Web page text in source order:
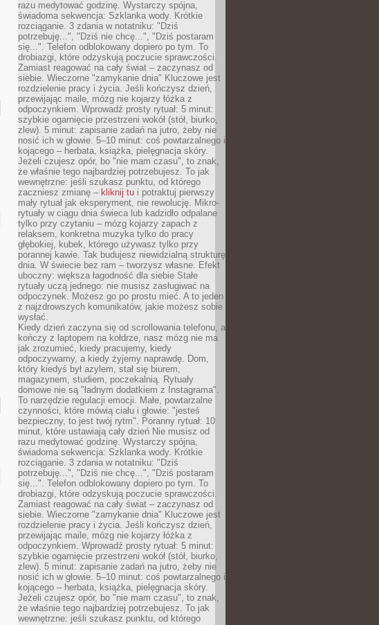
razu medytować godzinę. Wystarczy spójna,
świadoma sekwencja: Szklanka wody. Krótkie
rozciąganie. 3 zdania w notatniku: "Dziś
potrzebuję...", "Dziś nie chcę...", "Dziś postaram
się...". Telefon odblokowany dopiero po tym. To
drobiazgi, które odzyskują poczucie sprawczości.
Zamiast reagować na cały świat – zaczynasz od
siebie. Wieczorne "zamykanie dnia" Kluczowe jest
rozdzielenie pracy i życia. Jeśli kończysz dzień,
przewijając maile, mózg nie kojarzy łóżka z
odpoczynkiem. Wprowadź prosty rytuał: 5 minut:
szybkie ogarnięcie przestrzeni wokół (stół, biurko,
zlew). 5 minut: zapisanie zadań na jutro, żeby nie
nosić ich w głowie. 5–10 minut: coś powtarzalnego i
kojącego – herbata, książka, pielęgnacja skóry.
Jeżeli czujesz opór, bo "nie mam czasu", to znak,
że właśnie tego najbardziej potrzebujesz. To jak
wewnętrzne: jeśli szukasz punktu, od którego
zaczniesz zmianę – kliknij tu i potraktuj pierwszy
mały rytuał jak eksperyment, nie rewolucję. Mikro-
rytuały w ciągu dnia świeca lub kadzidło odpalane
tylko przy czytaniu – mózg kojarzy zapach z
relaksem, konkretna muzyka tylko do pracy
głębokiej, kubek, którego używasz tylko przy
porannej kawie. Tak budujesz niewidzialną strukturę
dnia. W świecie bez ram – tworzysz własne. Efekt
uboczny: większa łagodność dla siebie Stałe
rytuały uczą jednego: nie musisz zasługiwać na
odpoczynek. Możesz go po prostu mieć. A to jeden
z najzdrowszych komunikatów, jakie możesz sobie
wysłać.
Kiedy dzień zaczyna się od scrollowania telefonu, a
kończy z laptopem na kołdrze, nasz mózg nie ma
jak zrozumieć, kiedy pracujemy, kiedy
odpoczywamy, a kiedy żyjemy naprawdę. Dom,
który kiedyś był azylem, stał się biurem,
magazynem, studiem, poczekalnią. Rytuały
domowe nie są "ładnym dodatkiem z Instagrama".
To narzędzie regulacji emocji. Małe, powtarzalne
czynności, które mówią ciału i głowie: "jesteś
bezpieczny, to jest twój rytm". Poranny rytuał: 10
minut, które ustawiają cały dzień Nie musisz od
razu medytować godzinę. Wystarczy spójna,
świadoma sekwencja: Szklanka wody. Krótkie
rozciąganie. 3 zdania w notatniku: "Dziś
potrzebuję...", "Dziś nie chcę...", "Dziś postaram
się...". Telefon odblokowany dopiero po tym. To
drobiazgi, które odzyskują poczucie sprawczości.
Zamiast reagować na cały świat – zaczynasz od
siebie. Wieczorne "zamykanie dnia" Kluczowe jest
rozdzielenie pracy i życia. Jeśli kończysz dzień,
przewijając maile, mózg nie kojarzy łóżka z
odpoczynkiem. Wprowadź prosty rytuał: 5 minut:
szybkie ogarnięcie przestrzeni wokół (stół, biurko,
zlew). 5 minut: zapisanie zadań na jutro, żeby nie
nosić ich w głowie. 5–10 minut: coś powtarzalnego i
kojącego – herbata, książka, pielęgnacja skóry.
Jeżeli czujesz opór, bo "nie mam czasu", to znak,
że właśnie tego najbardziej potrzebujesz. To jak
wewnętrzne: jeśli szukasz punktu, od którego